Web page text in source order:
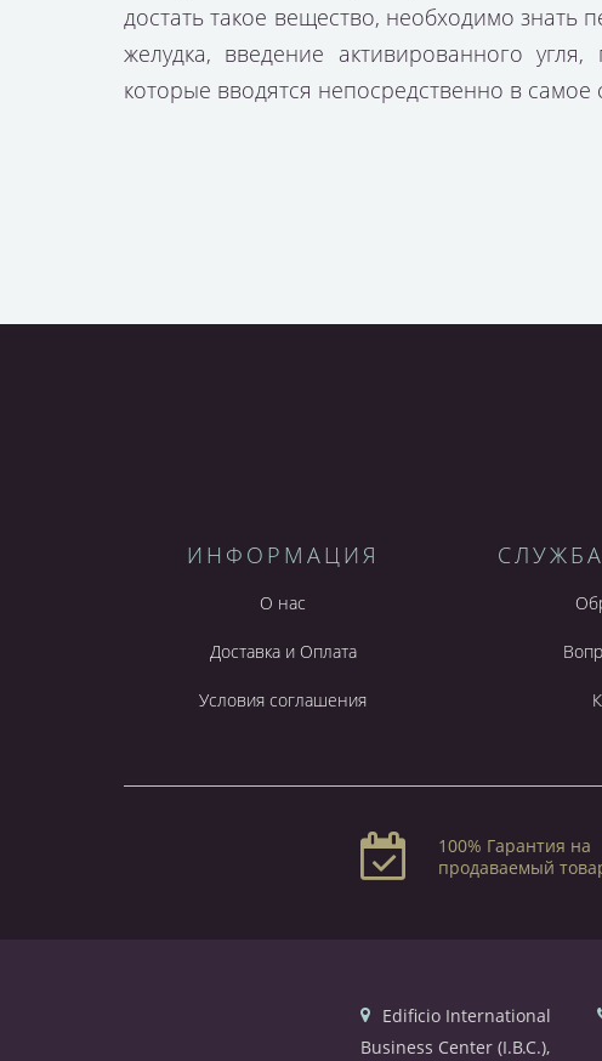
достать такое вещество, необходимо знать
желудка, введение активированного
которые вводятся непосредственно в самое
ИНФОРМАЦИЯ
О нас
Доставка и Оплата
Условия соглашения
100% Гарантия на
продаваемый
Edificio International
Business Center (I.B.C.),